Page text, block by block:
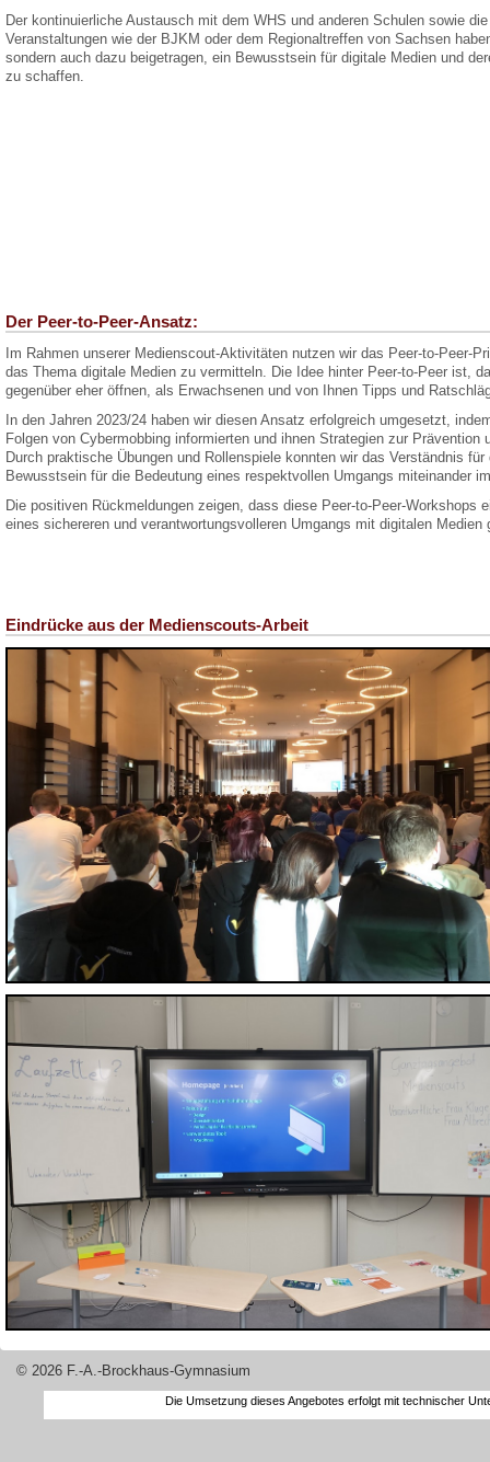
Der kontinuierliche Austausch mit dem WHS und anderen Schulen sowie
Veranstaltungen wie der BJKM oder dem Regionaltreffen von Sachsen
sondern auch dazu beigetragen, ein Bewusstsein für digitale Medien und
zu schaffen.
Der Peer-to-Peer-Ansatz:
Im Rahmen unserer Medienscout-Aktivitäten nutzen wir das Peer-to-Peer-
das Thema digitale Medien zu vermitteln. Die Idee hinter Peer-to-Peer ist,
gegenüber eher öffnen, als Erwachsenen und von Ihnen Tipps und
In den Jahren 2023/24 haben wir diesen Ansatz erfolgreich umgesetzt,
Folgen von Cybermobbing informierten und ihnen Strategien zur
Durch praktische Übungen und Rollenspiele konnten wir das Verständnis
Bewusstsein für die Bedeutung eines respektvollen Umgangs miteinander
Die positiven Rückmeldungen zeigen, dass diese Peer-to-Peer-Workshops
eines sichereren und verantwortungsvolleren Umgangs mit digitalen Medien
Eindrücke aus der Medienscouts-Arbeit
© 2026 F.-A.-Brockhaus-Gymnasium
Die Umsetzung dieses Angebotes erfolgt mit technischer